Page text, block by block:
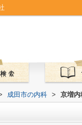
成田市の内科 > 京増内